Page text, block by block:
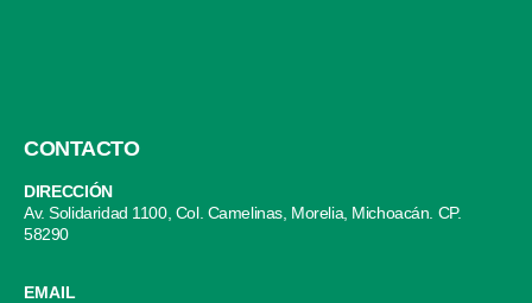
CONTACTO
DIRECCIÓN
Av. Solidaridad 1100, Col. Camelinas, Morelia, Michoacán. CP.
58290
EMAIL